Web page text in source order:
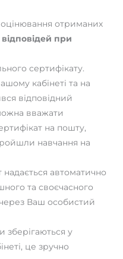
отриманих
при
сертифікату.
кабінеті та на
відповідний
вважати
на пошту,
навчання на
надається автоматично
та своєчасного
Ваш особистий
зберігаються у
це зручно